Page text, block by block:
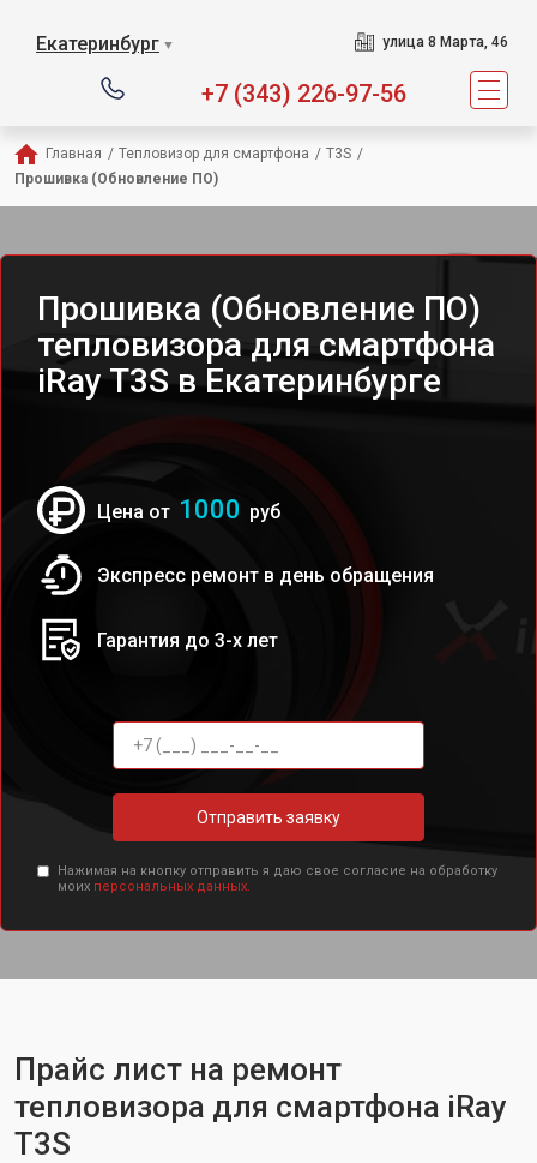
Екатеринбург ▼ улица 8 Марта, 46
+7 (343) 226-97-56
Главная / Тепловизор для смартфона / T3S /
Прошивка (Обновление ПО)
Прошивка (Обновление ПО)
тепловизора для смартфона
iRay T3S в Екатеринбурге
Цена от 1000 руб
Экспресс ремонт в день обращения
Гарантия до 3-х лет
Отправить заявку
Нажимая на кнопку отправить я даю свое согласие на обработку
моих персональных данных.
Прайс лист на ремонт
тепловизора для смартфона iRay
T3S